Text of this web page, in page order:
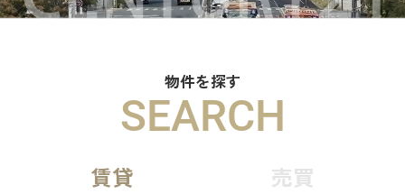
物件を探す
SEARCH
賃貸 売買